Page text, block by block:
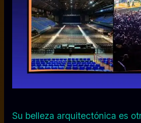
Su belleza arquitectónica es